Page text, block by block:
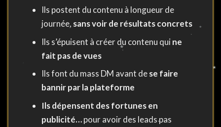
Ils postent du contenu à longueur de
journée, sans voir de résultats concrets
Ils s’épuisent à créer du contenu quine
fait pas de vues
Ils font du mass DM avant dese faire
bannir par la plateforme
Ils dépensent des fortunes en
publicité…pour avoir des leads pas